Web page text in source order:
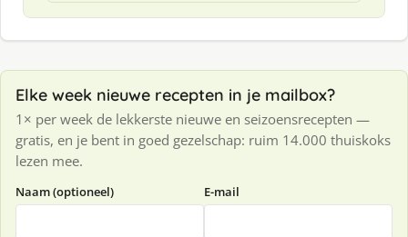
Elke week nieuwe recepten in je mailbox?
1× per week de lekkerste nieuwe en seizoensrecepten —
gratis, en je bent in goed gezelschap: ruim 14.000 thuiskoks
lezen mee.
Naam (optioneel) E-mail